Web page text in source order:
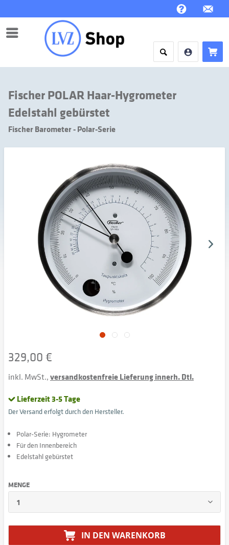
Menü
Fischer POLAR Haar-Hygrometer
Edelstahl gebürstet
Fischer Barometer - Polar-Serie
329,00 €
inkl. MwSt.,versandkostenfreie Lieferung innerh. Dtl.
Lieferzeit 3-5 Tage
Der Versand erfolgt durch den Hersteller.
Polar-Serie: Hygrometer
Für den Innenbereich
Edelstahl gebürstet
MENGE
IN DEN WARENKORB